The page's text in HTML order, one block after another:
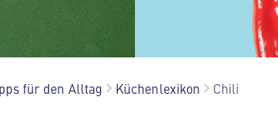
für den Alltag Küchenlexikon Chili